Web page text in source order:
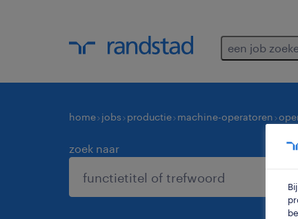
een job
home jobs productie machine-operatoren
zoek naar